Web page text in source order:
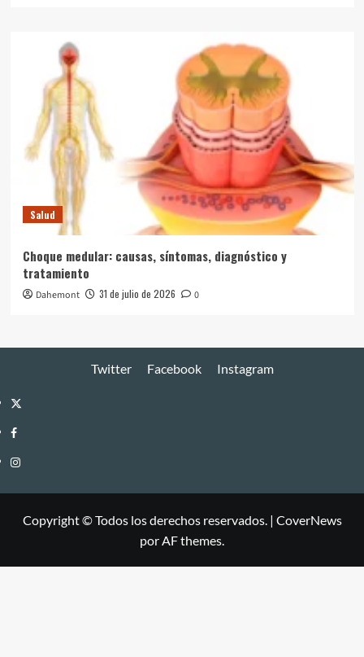
Salud
Choque medular: causas, síntomas, diagnóstico y
tratamiento
Dahemont 31 de julio de 2026 0
Twitter Facebook Instagram
Twitter
Facebook
Instagram
Copyright © Todos los derechos reservados. | CoverNews
por AF themes.